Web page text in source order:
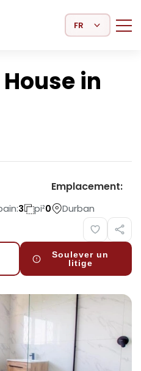
Select Language
in
3 pi²0
Emplacement:
Durban
Soulever un
litige